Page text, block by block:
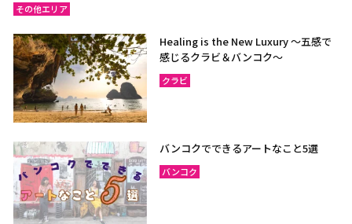
その他エリア
Healing is the New Luxury ～五感で
感じるクラビ＆バンコク～
クラビ
バンコクでできるアートなこと5選
バンコク